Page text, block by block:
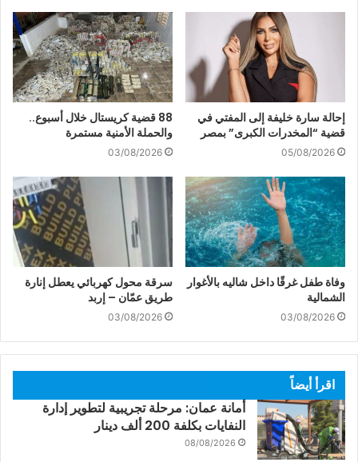
إحالة سارة خليفة إلى المفتي في
قضية “المخدرات الكبرى” بمصر
05/08/2026
88 قضية كريستال خلال أسبوع..
والحملة الأمنية مستمرة
03/08/2026
وفاة طفل غرقًا داخل شاليه بالأغوار
الشمالية
03/08/2026
سرقة محول كهربائي يعطل إنارة
طريق عمّان – إربد
03/08/2026
اقرأ أيضاً
أمانة عمان: مرحلة تجريبية لتطوير إدارة
النفايات بكلفة 200 ألف دينار
08/08/2026